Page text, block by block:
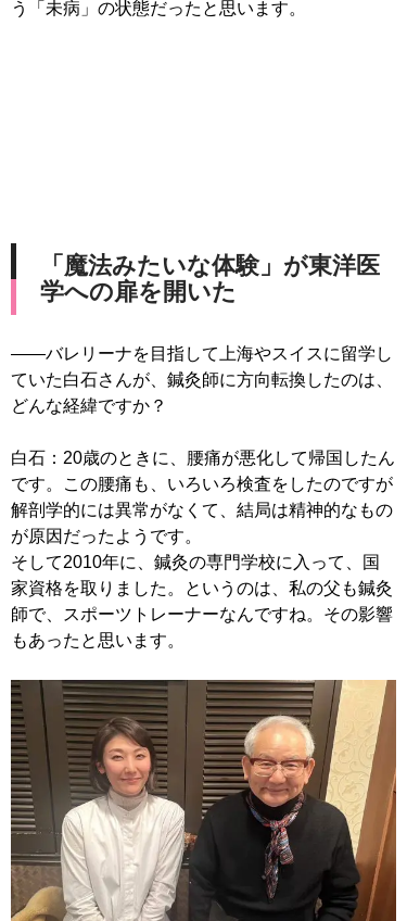
う「未病」の状態だったと思います。
「魔法みたいな体験」が東洋医
学への扉を開いた
――バレリーナを目指して上海やスイスに留学し
ていた白石さんが、鍼灸師に方向転換したのは、
どんな経緯ですか？
白石：20歳のときに、腰痛が悪化して帰国したん
です。この腰痛も、いろいろ検査をしたのですが
解剖学的には異常がなくて、結局は精神的なもの
が原因だったようです。
そして2010年に、鍼灸の専門学校に入って、国
家資格を取りました。というのは、私の父も鍼灸
師で、スポーツトレーナーなんですね。その影響
もあったと思います。